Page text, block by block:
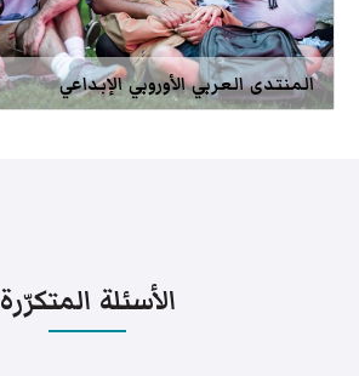
المنتدى العربي الأوروبي الإبداعي
الأسئلة المتكرّرة